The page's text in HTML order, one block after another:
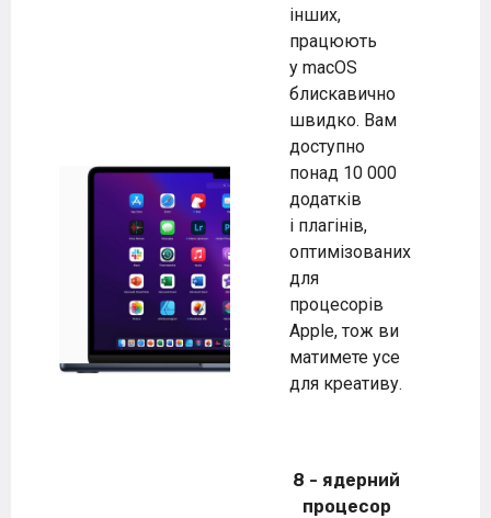
інших,
працюють
у macOS
блискавично
швидко. Вам
доступно
понад 10 000
додатків
і плагінів,
оптимізованих
для
процесорів
Apple, тож ви
матимете усе
для креативу.
8 - ядерний
процесор